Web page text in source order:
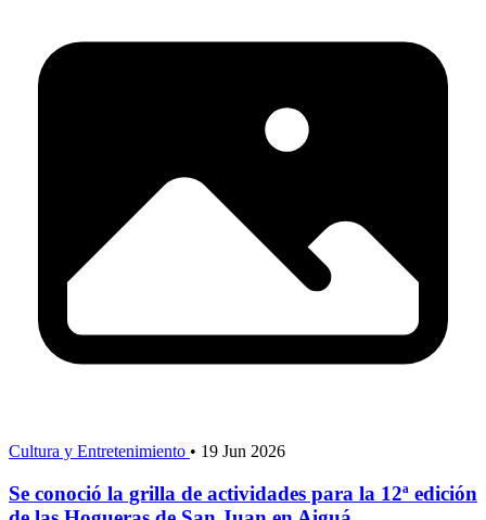
Cultura y Entretenimiento • 19 Jun 2026
Se conoció la grilla de actividades para la 12ª edición